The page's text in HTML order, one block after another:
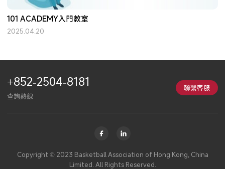
101 ACADEMY入門教室
2025.04.20
+852-2504-8181
查詢熱線
聯繫客服
Copyright © 2023 Basketball Association of Hong Kong, China
Limited. All Rights Reserved.